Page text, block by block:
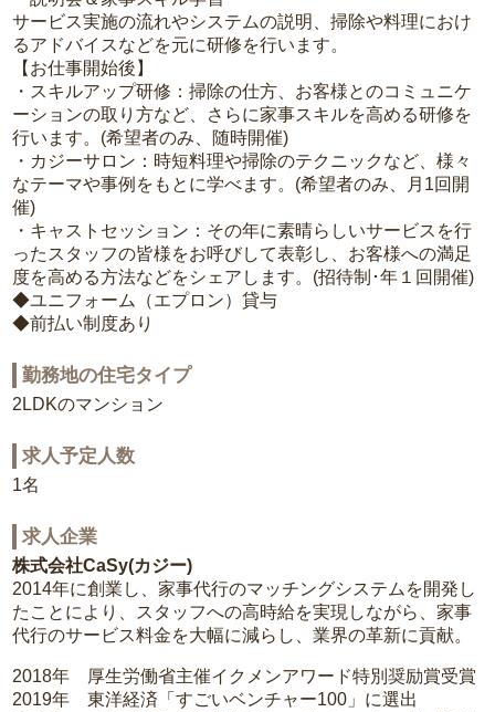
サービス実施の流れやシステムの説明、掃除や料理におけ
るアドバイスなどを元に研修を行います。
【お仕事開始後】
・スキルアップ研修：掃除の仕方、お客様とのコミュニケ
ーションの取り方など、さらに家事スキルを高める研修を
行います。(希望者のみ、随時開催)
・カジーサロン：時短料理や掃除のテクニックなど、様々
なテーマや事例をもとに学べます。(希望者のみ、月1回開
催)
・キャストセッション：その年に素晴らしいサービスを行
ったスタッフの皆様をお呼びして表彰し、お客様への満足
度を高める方法などをシェアします。(招待制･年１回開催)
◆ユニフォーム（エプロン）貸与
◆前払い制度あり
勤務地の住宅タイプ
2LDKのマンション
求人予定人数
1名
求人企業
株式会社CaSy(カジー)
2014年に創業し、家事代行のマッチングシステムを開発し
たことにより、スタッフへの高時給を実現しながら、家事
代行のサービス料金を大幅に減らし、業界の革新に貢献。
2018年 厚生労働省主催イクメンアワード特別奨励賞受賞
2019年 東洋経済「すごいベンチャー100」に選出